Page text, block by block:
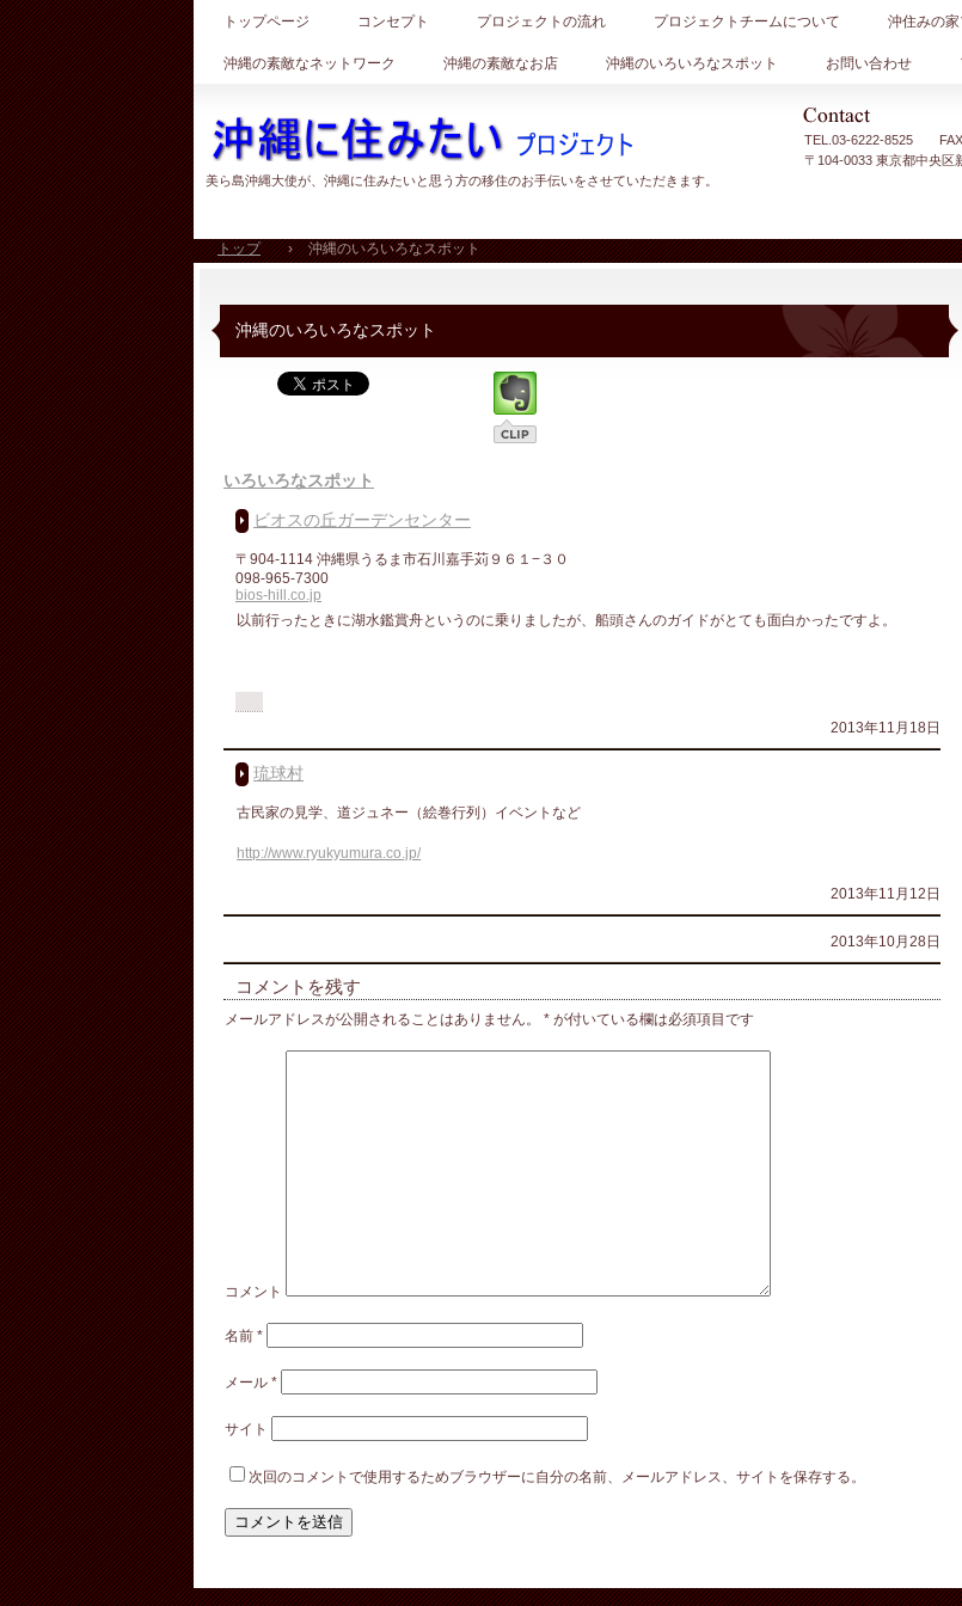
美ら島沖縄大使が、沖縄に住みたいと思う方の移住のお手伝いをさせていただきます。
TEL.03-6222-8525
〒104-0033 東京都中央
トップページ コンセプト プロジェクトの流れ プロジェクトチームについて 沖住みの
沖縄の素敵なネットワーク 沖縄の素敵なお店 沖縄のいろいろなスポット お問い合わせ
トップ › 沖縄のいろいろなスポット
沖縄のいろいろなスポット
いろいろなスポット
ビオスの丘ガーデンセンター
〒904-1114 沖縄県うるま市石川嘉手苅９６１−３０
098-965-7300
bios-hill.co.jp
以前行ったときに湖水鑑賞舟というのに乗りましたが、船頭さんのガイドがとても面白かったですよ。
2013年11月18日
琉球村
古民家の見学、道ジュネー（絵巻行列）イベントなど
http://www.ryukyumura.co.jp/
2013年11月12日
2013年10月28日
コメントを残す
メールアドレスが公開されることはありません。 * が付いている欄は必須項目です
コメント
名前*
メール*
サイト
次回のコメントで使用するためブラウザーに自分の名前、メールアドレス、サイトを保存する。